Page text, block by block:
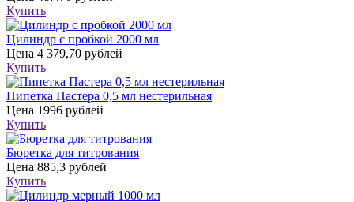
Купить
Цилиндр с пробкой 2000 мл
Цена 4 379,70 рублей
Купить
Пипетка Пастера 0,5 мл нестерильная
Цена 1996 рублей
Купить
Бюретка для титрования
Цена 885,3 рублей
Купить